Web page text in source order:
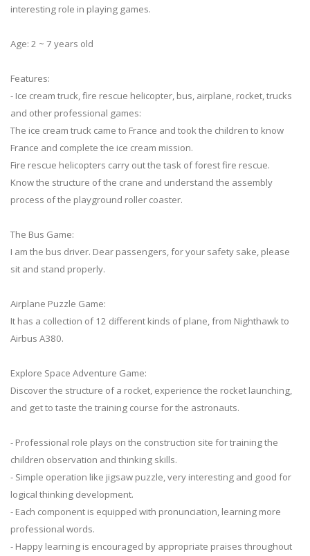
interesting role in playing games.
Age: 2 ~ 7 years old
Features:
- Ice cream truck, fire rescue helicopter, bus, airplane, rocket, trucks
and other professional games:
The ice cream truck came to France and took the children to know
France and complete the ice cream mission.
Fire rescue helicopters carry out the task of forest fire rescue.
Know the structure of the crane and understand the assembly
process of the playground roller coaster.
The Bus Game:
I am the bus driver. Dear passengers, for your safety sake, please
sit and stand properly.
Airplane Puzzle Game:
It has a collection of 12 different kinds of plane, from Nighthawk to
Airbus A380.
Explore Space Adventure Game:
Discover the structure of a rocket, experience the rocket launching,
and get to taste the training course for the astronauts.
- Professional role plays on the construction site for training the
children observation and thinking skills.
- Simple operation like jigsaw puzzle, very interesting and good for
logical thinking development.
- Each component is equipped with pronunciation, learning more
professional words.
- Happy learning is encouraged by appropriate praises throughout